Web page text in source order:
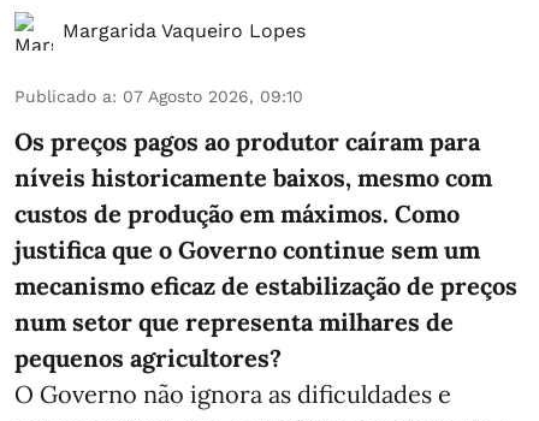
Margarida Vaqueiro Lopes
Publicado a: 07 Agosto 2026, 09:10
Os preços pagos ao produtor caíram para
níveis historicamente baixos, mesmo com
custos de produção em máximos. Como
justifica que o Governo continue sem um
mecanismo eficaz de estabilização de preços
num setor que representa milhares de
pequenos agricultores?
O Governo não ignora as dificuldades e